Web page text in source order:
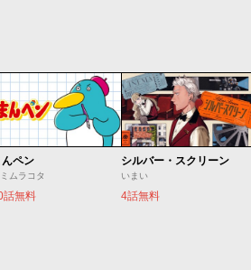
んペン
ミムラコタ
話無料
シルバー・スクリーン
いまい
4話無料